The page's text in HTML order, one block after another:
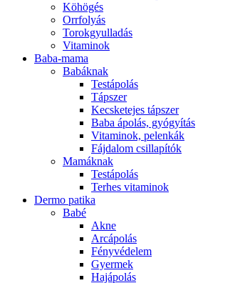
Köhögés
Orrfolyás
Torokgyulladás
Vitaminok
Baba-mama
Babáknak
Testápolás
Tápszer
Kecsketejes tápszer
Baba ápolás, gyógyítás
Vitaminok, pelenkák
Fájdalom csillapítók
Mamáknak
Testápolás
Terhes vitaminok
Dermo patika
Babé
Akne
Arcápolás
Fényvédelem
Gyermek
Hajápolás